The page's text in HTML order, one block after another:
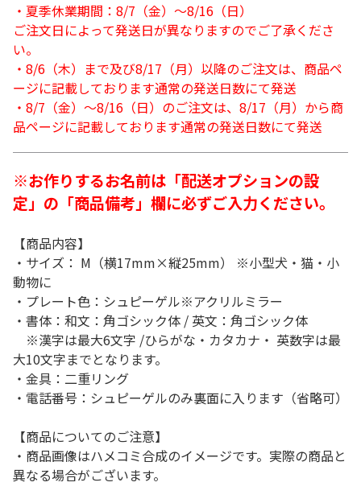
・夏季休業期間：8/7（金）～8/16（日）
ご注文日によって発送日が異なりますのでご了承くださ
い。
・8/6（木）まで及び8/17（月）以降のご注文は、商品ペ
ージに記載しております通常の発送日数にて発送
・8/7（金）～8/16（日）のご注文は、8/17（月）から商
品ページに記載しております通常の発送日数にて発送
※お作りするお名前は「配送オプションの設
定」の「商品備考」欄に必ずご入力ください。
【商品内容】
・サイズ： M（横17mm×縦25mm） ※小型犬・猫・小
動物に
・プレート色：シュピーゲル※アクリルミラー
・書体：和文：角ゴシック体 / 英文：角ゴシック体
※漢字は最大6文字 /ひらがな・カタカナ・ 英数字は最
大10文字までとなります。
・金具：二重リング
・電話番号：シュピーゲルのみ裏面に入ります（省略可）
【商品についてのご注意】
・商品画像はハメコミ合成のイメージです。実際の商品と
異なる場合がございます。